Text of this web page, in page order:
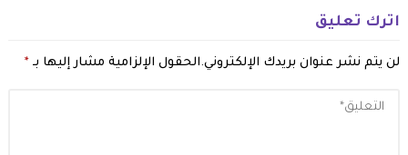
اترك تعليق
لن يتم نشر عنوان بريدك الإلكتروني.الحقول الإلزامية مشار إليها بـ *